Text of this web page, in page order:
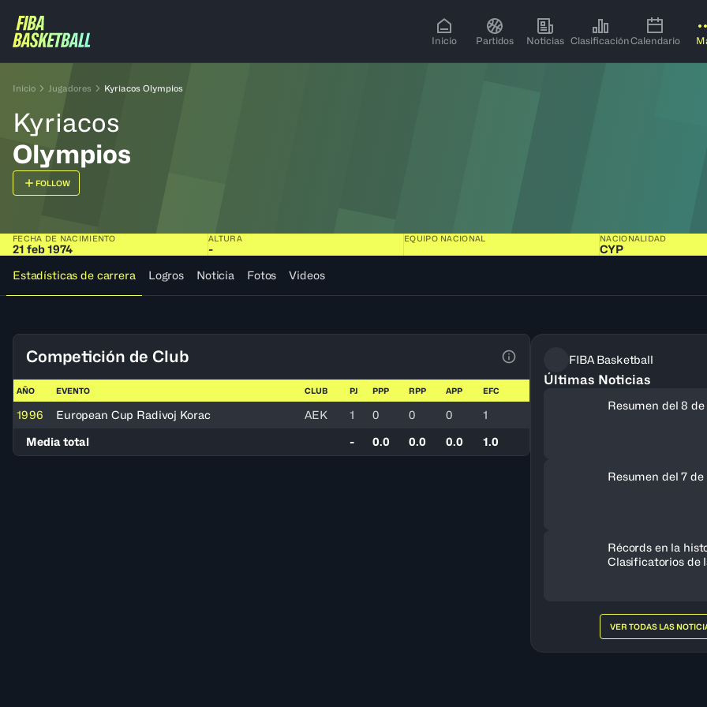
Inicio Partidos Noticias ClasificaciónCalendario
Inicio Jugadores Kyriacos Olympios
Kyriacos
Olympios
FOLLOW
FECHA DE NACIMIENTO
21 feb 1974
ALTURA
-
EQUIPO NACIONAL NACIONALIDAD
CYP
Estadísticas de carrera
Logros Noticia Fotos Videos
Competición de Club
Ver la leyenda
AÑO EVENTO CLUB PJ PPP RPP APP EFC
1996 European Cup Radivoj Korac AEK 1 0 0 0
1
Media total
- 0.0 0.0 0.0 1.0
FIBA Basketball
Últimas Noticias
Resumen del 8 de
Resumen del 7 de
Récords en la
Clasificatorios de
VER TODAS LAS